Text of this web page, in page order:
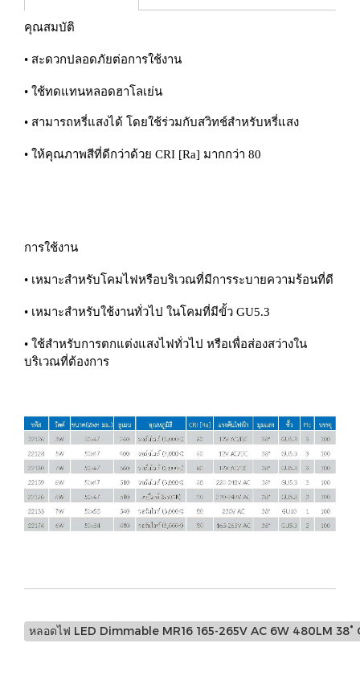
คุณสมบัติ
• สะดวกปลอดภัยต่อการใช้งาน
• ใช้ทดแทนหลอดฮาโลเย่น
• สามารถหรี่แสงได้ โดยใช้ร่วมกับสวิทช์สำหรับหรี่แสง
• ให้คุณภาพสีที่ดีกว่าด้วย CRI [Ra] มากกว่า 80
การใช้งาน
• เหมาะสำหรับโคมไฟหรือบริเวณที่มีการระบายความร้อนที่ดี
• เหมาะสำหรับใช้งานทั่วไป ในโคมที่มีขั้ว GU5.3
• ใช้สำหรับการตกแต่งแสงไฟทั่วไป หรือเพื่อส่องสว่างใน
บริเวณที่ต้องการ
หลอดไฟ LED Dimmable MR16 165-265V AC 6W 480LM 38°